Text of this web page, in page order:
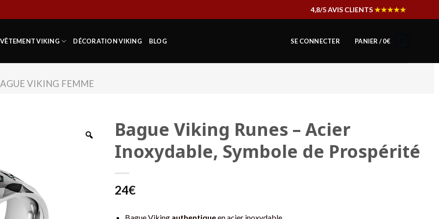
4,8/5 AVIS CLIENTS★★★★★
VÊTEMENT VIKING DÉCORATION VIKING BLOG SE CONNECTER PANIER /0€
VIKING FEMME
Bague Viking Runes – Acier
Inoxydable, Symbole de Prospérité
24€